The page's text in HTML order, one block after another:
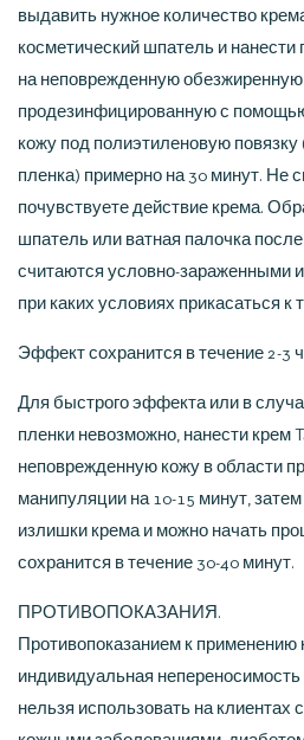
выдавить нужное количество
косметический шпатель и
на неповрежденную обезжиренную
продезинфицированную с
кожу под полиэтиленовую
пленка) примерно на 30 минут. Не
почувствуете действие крема.
шпатель или ватная палочка
считаются условно-зараженными
при каких условиях прикасаться к
Эффект сохранится в течение 2-3
Для быстрого эффекта или в
пленки невозможно, нанести крем
неповрежденную кожу в области
манипуляции на 10-15 минут,
излишки крема и можно начать
сохранится в течение 30-40 минут.
ПРОТИВОПОКАЗАНИЯ.
Противопоказанием к применению
индивидуальная непереносимость
нельзя использовать на клиентах